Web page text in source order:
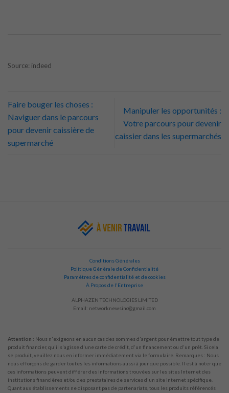
Source: indeed
Faire bouger les choses :
Naviguer dans le parcours
pour devenir caissière de
supermarché
Manipuler les opportunités :
Votre parcours pour devenir
caissier dans les supermarchés
Conditions Générales
Politique Générale de Confidentialité
Paramètres de confidentialité et de cookies
À Propos de l'Entreprise
ALPHAZEN TECHNOLOGIES LIMITED
Email: networknewsinc@gmail.com
Attention : Nous n'exigeons en aucun cas des sommes d'argent pour émettre tout type de
produit financier, qu'il s'agisse d'une carte de crédit, d'un financement ou d'un prêt. Si cela
se produit, veuillez nous en informer immédiatement via le formulaire. Remarques : Nous
nous efforçons de garder toutes les informations aussi à jour que possible. Il est à noter que
ces informations peuvent différer des informations trouvées sur les sites Internet des
institutions financières et/ou des prestataires de services d'un site Internet spécifique.
Quant aux établissements ne disposant pas de partenariats, tous les produits référencés